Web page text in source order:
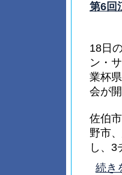
第6回
18日
ン・
業杯
会が
佐伯
野市
し、3
続き